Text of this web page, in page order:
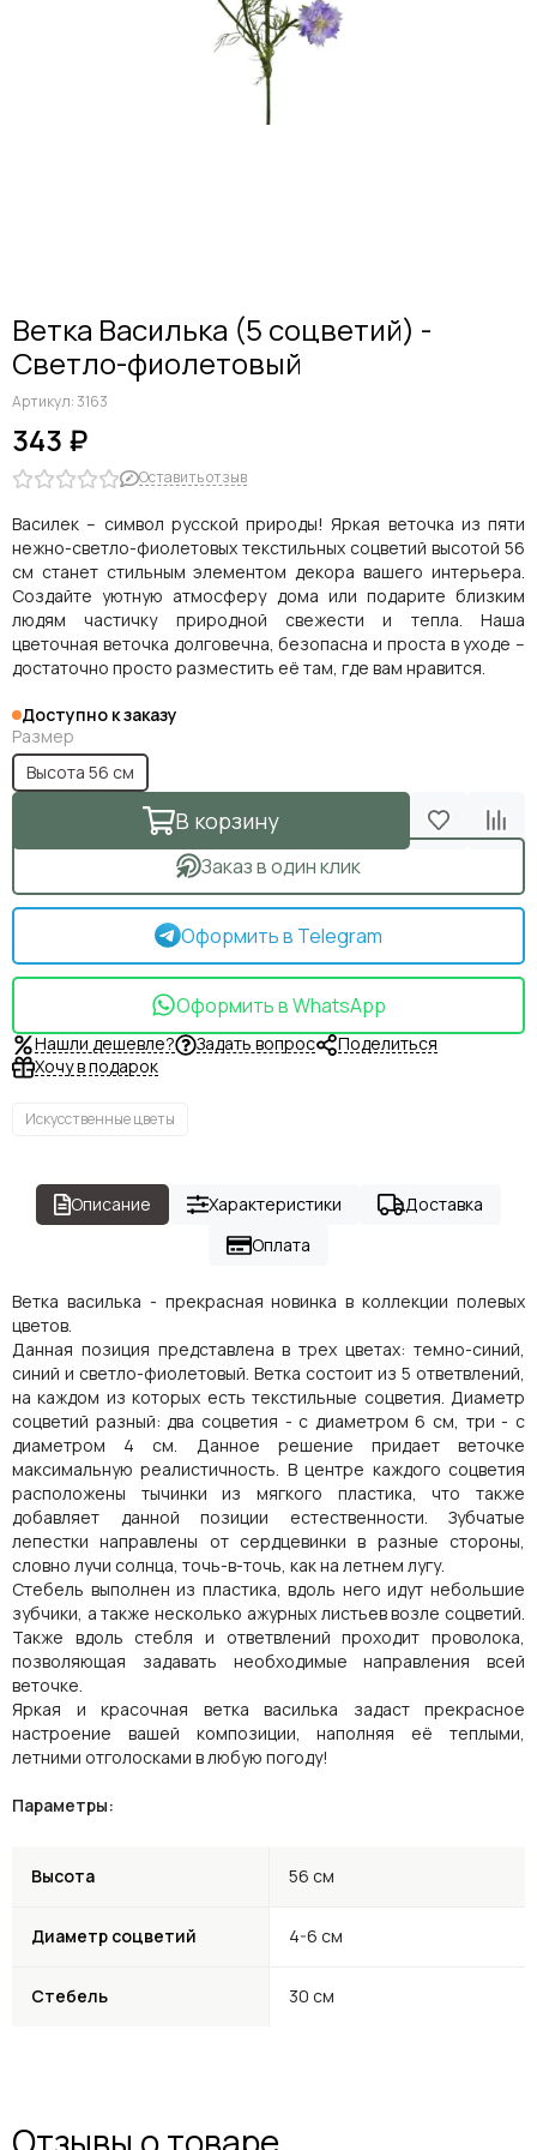
Ранункулюсы
Гладиолусы
Другие цветы
Космеи, ромашки
Ветка Василька (5 соцветий) -
Светло-фиолетовый
Артикул:3163
343 ₽
Оставить отзыв
Василек – символ русской природы! Яркая веточка из пяти
нежно-светло-фиолетовых текстильных соцветий высотой 56
см станет стильным элементом декора вашего интерьера.
Создайте уютную атмосферу дома или подарите близким
людям частичку природной свежести и тепла. Наша
цветочная веточка долговечна, безопасна и проста в уходе –
достаточно просто разместить её там, где вам нравится.
Доступно к заказу
Размер
Высота 56 см
В корзину
Заказ в один клик
Оформить в Telegram
Оформить в WhatsApp
Нашли дешевле? Задать вопрос
Поделиться
Хочу в подарок
Искусственные цветы
Описание Характеристики
Доставка
Оплата
Ветка василька - прекрасная новинка в коллекции полевых
цветов.
Данная позиция представлена в трех цветах: темно-синий,
синий и светло-фиолетовый. Ветка состоит из 5 ответвлений,
на каждом из которых есть текстильные соцветия. Диаметр
соцветий разный: два соцветия - с диаметром 6 см, три - с
диаметром 4 см. Данное решение придает веточке
максимальную реалистичность. В центре каждого соцветия
расположены тычинки из мягкого пластика, что также
добавляет данной позиции естественности. Зубчатые
лепестки направлены от сердцевинки в разные стороны,
словно лучи солнца, точь-в-точь, как на летнем лугу.
Стебель выполнен из пластика, вдоль него идут небольшие
зубчики, а также несколько ажурных листьев возле соцветий.
Также вдоль стебля и ответвлений проходит проволока,
позволяющая задавать необходимые направления всей
веточке.
Яркая и красочная ветка василька задаст прекрасное
настроение вашей композиции, наполняя её теплыми,
летними отголосками в любую погоду!
Параметры:
Высота 56 см
Диаметр соцветий 4-6 см
Стебель 30 см